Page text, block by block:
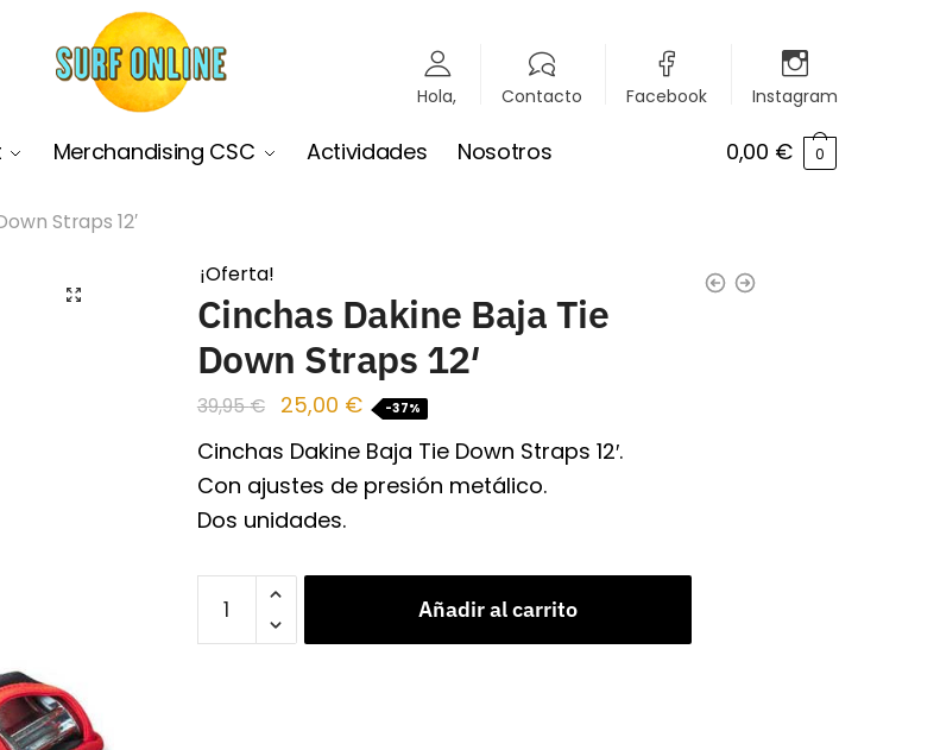
Hola, Contacto Facebook Instagram
Merchandising CSC Actividades Nosotros 0,00 € 0
Straps 12′
🔍
¡Oferta!
Cinchas Dakine Baja Tie
Down Straps 12′
39,95€ 25,00 € -37%
Cinchas Dakine Baja Tie Down Straps 12′.
Con ajustes de presión metálico.
Dos unidades.
Añadir al carrito